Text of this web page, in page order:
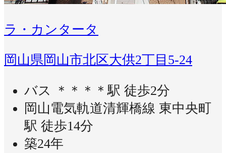
ラ・カンタータ
岡山県岡山市北区大供2丁目5-24
バス ＊＊＊＊駅 徒歩2分
岡山電気軌道清輝橋線 東中央町
駅 徒歩14分
築24年